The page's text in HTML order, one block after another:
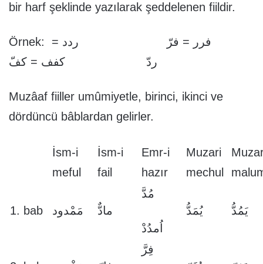
bir harf şeklinde yazılarak şeddelenen fiildir.
Örnek: فرر = فرّ ردد =
ردّ كفف = كفّ
Muzâaf fiiller umûmiyetle, birinci, ikinci ve
dördüncü bâblardan gelirler.
İsm-i
meful
İsm-i
fail
Emr-i
hazır
Muzari
mechul
1. bab مَمْدود مادٌّ
مُدَّ
اُمدُدْ
يُمَدُّ يَمُدُّ
فِرَّ